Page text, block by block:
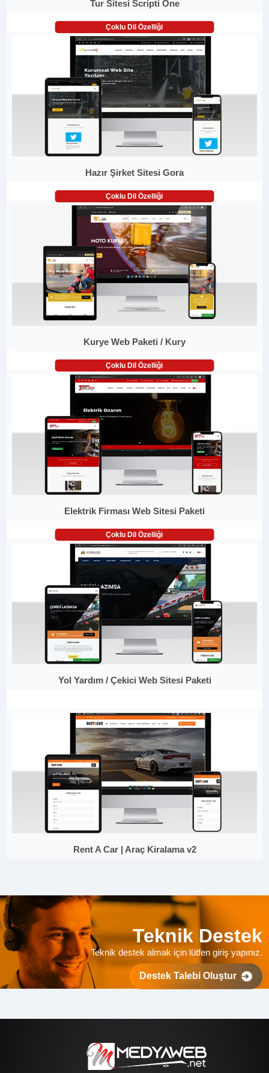
Tur Sitesi Scripti One
Çoklu Dil Özelliği
Hazır Şirket Sitesi Gora
Çoklu Dil Özelliği
Kurye Web Paketi / Kury
Çoklu Dil Özelliği
Elektrik Firması Web Sitesi Paketi
Çoklu Dil Özelliği
Yol Yardım / Çekici Web Sitesi Paketi
Rent A Car | Araç Kiralama v2
Teknik Destek
Teknik destek almak için lütfen giriş yapınız.
Destek Talebi Oluştur